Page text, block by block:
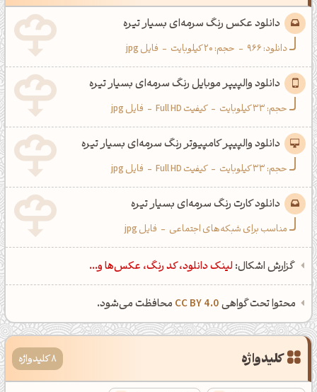
دانلود عکس رنگ سرمه‌ای بسیار تیره
دانلود:966
- حجم: 20 کیلوبایت - فایل jpg
دانلود والپیپر موبایل رنگ سرمه‌ای بسیار تیره
حجم: 33 کیلوبایت - کیفیت Full HD - فایل jpg
دانلود والپیپر کامپیوتر رنگ سرمه‌ای بسیار تیره
حجم: 33 کیلوبایت - کیفیت Full HD - فایل jpg
دانلود کارت رنگ سرمه‌ای بسیار تیره
مناسب برای شبکه‌های اجتماعی - فایل jpg
گزارش اشکال: لینک دانلود، کد رنگ، عکس‌ها و...
محتوا تحت گواهیCC BY 4.0 محافظت می‌شود.
کلیدواژه 8 کلیدواژه